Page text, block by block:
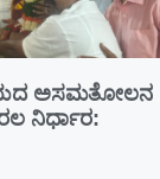
ಅಸಮತೋಲನ
ನಿರ್ಧಾರ: